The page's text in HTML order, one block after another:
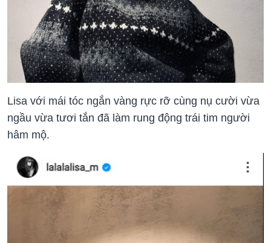
Lisa với mái tóc ngắn vàng rực rỡ cùng nụ cười vừa
ngầu vừa tươi tắn đã làm rung động trái tim người
hâm mộ.